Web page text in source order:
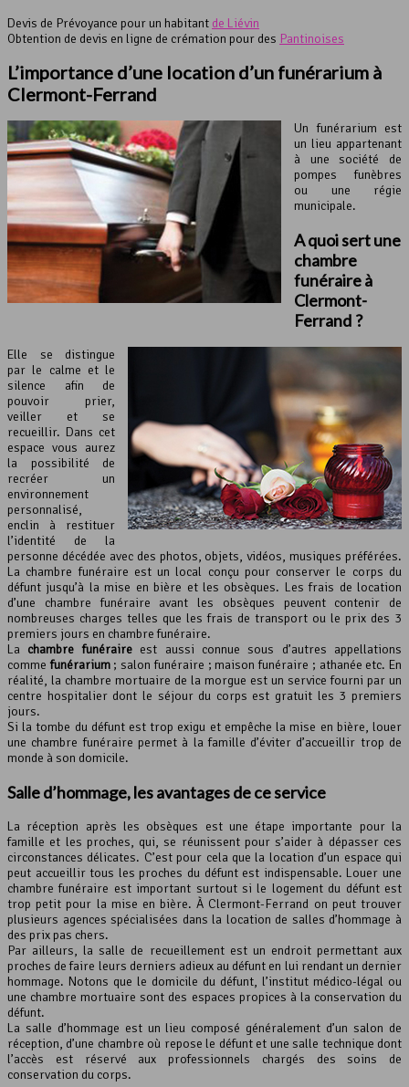
Devis de Prévoyance pour un habitant de Liévin
Obtention de devis en ligne de crémation pour des Pantinoises
L’importance d’une location d’un funérarium à
Clermont-Ferrand
Un funérarium est
un lieu appartenant
à une société de
pompes funèbres
ou une régie
municipale.
A quoi sert une
chambre
funéraire à
Clermont-
Ferrand ?
Elle se distingue
par le calme et le
silence afin de
pouvoir prier,
veiller et se
recueillir. Dans cet
espace vous aurez
la possibilité de
recréer un
environnement
personnalisé,
enclin à restituer
l’identité de la
personne décédée avec des photos, objets, vidéos, musiques préférées.
La chambre funéraire est un local conçu pour conserver le corps du
défunt jusqu’à la mise en bière et les obsèques. Les frais de location
d’une chambre funéraire avant les obsèques peuvent contenir de
nombreuses charges telles que les frais de transport ou le prix des 3
premiers jours en chambre funéraire.
La chambre funéraireest aussi connue sous d’autres appellations
commefunérarium ; salon funéraire ; maison funéraire ; athanée etc. En
réalité, la chambre mortuaire de la morgue est un service fourni par un
centre hospitalier dont le séjour du corps est gratuit les 3 premiers
jours.
Si la tombe du défunt est trop exigu et empêche la mise en bière, louer
une chambre funéraire permet à la famille d’éviter d’accueillir trop de
monde à son domicile.
Salle d’hommage, les avantages de ce service
La réception après les obsèques est une étape importante pour la
famille et les proches, qui, se réunissent pour s’aider à dépasser ces
circonstances délicates. C’est pour cela que la location d’un espace qui
peut accueillir tous les proches du défunt est indispensable. Louer une
chambre funéraire est important surtout si le logement du défunt est
trop petit pour la mise en bière. À Clermont-Ferrand on peut trouver
plusieurs agences spécialisées dans la location de salles d’hommage à
des prix pas chers.
Par ailleurs, la salle de recueillement est un endroit permettant aux
proches de faire leurs derniers adieux au défunt en lui rendant un dernier
hommage. Notons que le domicile du défunt, l’institut médico-légal ou
une chambre mortuaire sont des espaces propices à la conservation du
défunt.
La salle d’hommage est un lieu composé généralement d’un salon de
réception, d’une chambre où repose le défunt et une salle technique dont
l’accès est réservé aux professionnels chargés des soins de
conservation du corps.